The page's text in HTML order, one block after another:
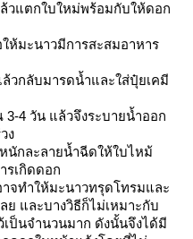
วแตกใบใหม่พร้อมกับให้ดอก
ห้มะนาวมีการสะสมอาหาร
ล้วกลับมารดน้ำและใส่ปุ๋ยเคมี
4 วัน แล้วจึงระบายน้ำออก
ง
นักละลายน้ำฉีดให้ใบไหม้
รเกิดดอก
จทำให้มะนาวทรุดโทรมและ
ย และบางวิธีก็ไม่เหมาะกับ
ป็นจำนวนมาก ดังนั้นจึงได้มี